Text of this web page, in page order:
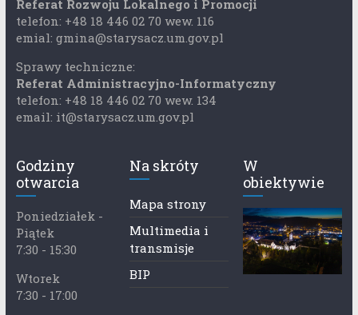
Referat Rozwoju Lokalnego i Promocji
telefon: +48 18 446 02 70 wew. 116
emial: gmina@starysacz.um.gov.pl
Sprawy techniczne:
Referat Administracyjno-Informatyczny
telefon: +48 18 446 02 70 wew. 134
email: it@starysacz.um.gov.pl
Godziny
otwarcia
Poniedziałek -
Piątek
7:30 - 15:30
Wtorek
7:30 - 17:00
Na skróty
Mapa strony
Multimedia i
transmisje
BIP
W
obiektywie